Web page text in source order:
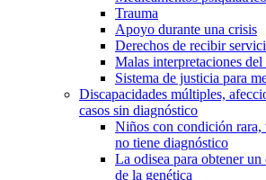
Trauma
Apoyo durante una crisis
Derechos de recibir
Malas interpretaciones
Sistema de justicia para
Discapacidades múltiples,
casos sin diagnóstico
Niños con condición rara,
no tiene diagnóstico
La odisea para obtener
de la genética